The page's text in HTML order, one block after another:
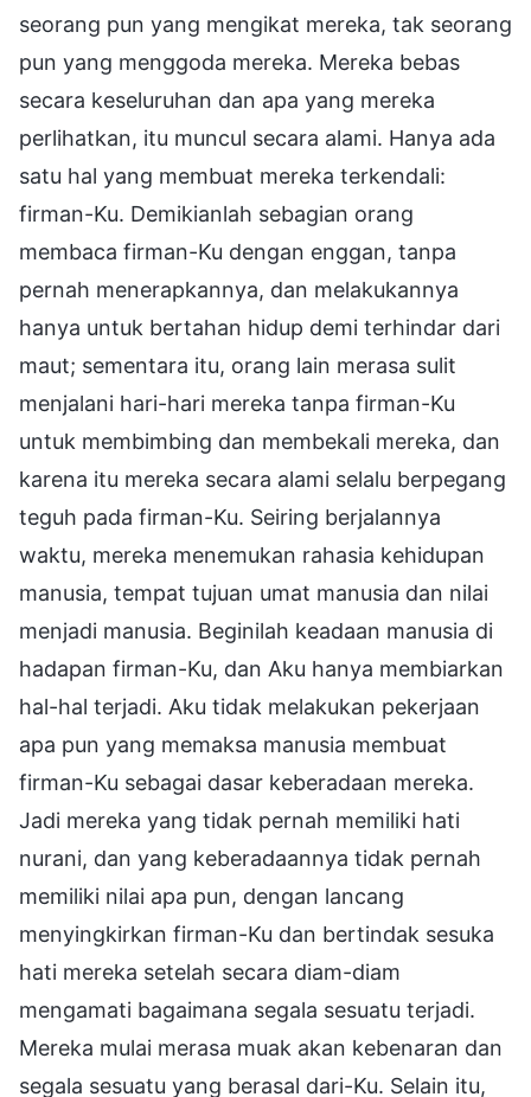
seorang pun yang mengikat mereka, tak seorang
pun yang menggoda mereka. Mereka bebas
secara keseluruhan dan apa yang mereka
perlihatkan, itu muncul secara alami. Hanya ada
satu hal yang membuat mereka terkendali:
firman-Ku. Demikianlah sebagian orang
membaca firman-Ku dengan enggan, tanpa
pernah menerapkannya, dan melakukannya
hanya untuk bertahan hidup demi terhindar dari
maut; sementara itu, orang lain merasa sulit
menjalani hari-hari mereka tanpa firman-Ku
untuk membimbing dan membekali mereka, dan
karena itu mereka secara alami selalu berpegang
teguh pada firman-Ku. Seiring berjalannya
waktu, mereka menemukan rahasia kehidupan
manusia, tempat tujuan umat manusia dan nilai
menjadi manusia. Beginilah keadaan manusia di
hadapan firman-Ku, dan Aku hanya membiarkan
hal-hal terjadi. Aku tidak melakukan pekerjaan
apa pun yang memaksa manusia membuat
firman-Ku sebagai dasar keberadaan mereka.
Jadi mereka yang tidak pernah memiliki hati
nurani, dan yang keberadaannya tidak pernah
memiliki nilai apa pun, dengan lancang
menyingkirkan firman-Ku dan bertindak sesuka
hati mereka setelah secara diam-diam
mengamati bagaimana segala sesuatu terjadi.
Mereka mulai merasa muak akan kebenaran dan
segala sesuatu yang berasal dari-Ku. Selain itu,